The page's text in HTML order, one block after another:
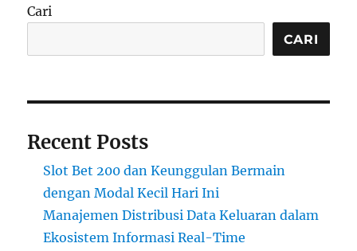
Cari
CARI
Recent Posts
Slot Bet 200 dan Keunggulan Bermain
dengan Modal Kecil Hari Ini
Manajemen Distribusi Data Keluaran dalam
Ekosistem Informasi Real-Time